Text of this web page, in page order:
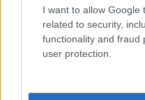
I want to allow Google
related to security,
functionality and fraud
user protection.
a várhatónál - tágas
második hete nyűgöz
szeptemberi…